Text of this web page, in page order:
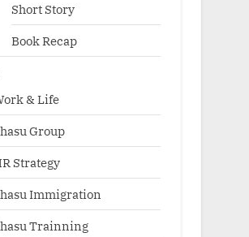
Short Story
Book Recap
& Life
Group
Strategy
Immigration
Trainning